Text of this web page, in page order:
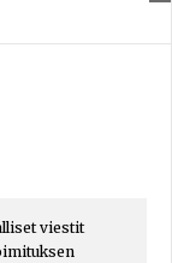
viestit